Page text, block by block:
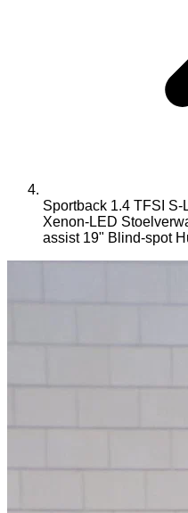
Sportback 1.4 TFSI
Xenon-LED
assist 19" Blind-spot